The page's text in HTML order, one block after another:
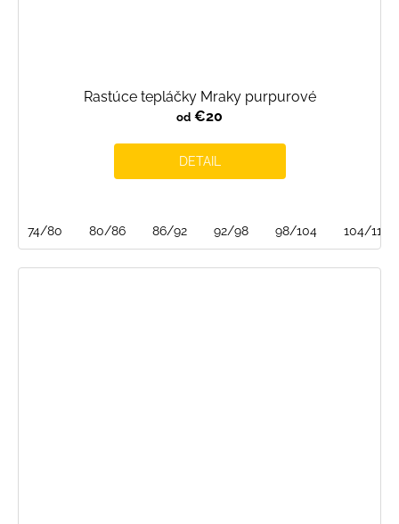
Rastúce tepláčky Mraky purpurové
od €20
DETAIL
74/80 80/86 86/92 92/98 98/104 104/110